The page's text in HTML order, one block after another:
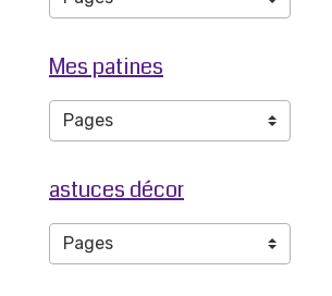
Mes patines
astuces décor